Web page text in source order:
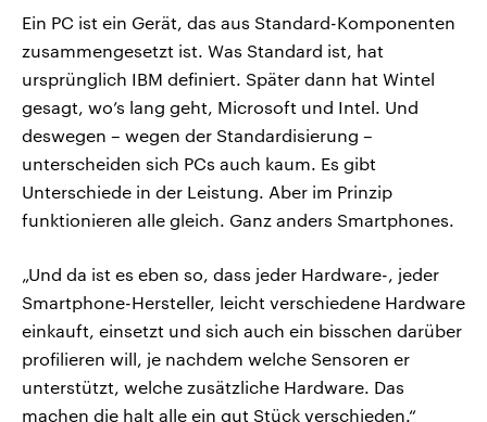
Ein PC ist ein Gerät, das aus Standard-Komponenten
zusammengesetzt ist. Was Standard ist, hat
ursprünglich IBM definiert. Später dann hat Wintel
gesagt, wo’s lang geht, Microsoft und Intel. Und
deswegen – wegen der Standardisierung –
unterscheiden sich PCs auch kaum. Es gibt
Unterschiede in der Leistung. Aber im Prinzip
funktionieren alle gleich. Ganz anders Smartphones.
„Und da ist es eben so, dass jeder Hardware-, jeder
Smartphone-Hersteller, leicht verschiedene Hardware
einkauft, einsetzt und sich auch ein bisschen darüber
profilieren will, je nachdem welche Sensoren er
unterstützt, welche zusätzliche Hardware. Das
machen die halt alle ein gut Stück verschieden.“